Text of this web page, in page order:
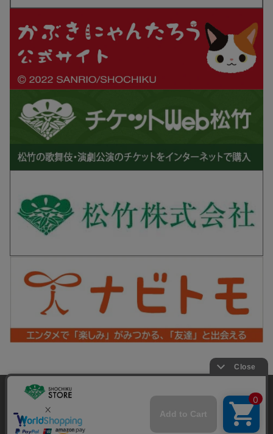
Copyright©SHOCHIKU Co.,Ltd. All Rights Reserved.
当サイトでは利用体験の向上およびコンテンツの最適な提供、ト
ラフィックの分析を目的としてCookieを使用しています。
サイトの閲覧を継続された場合、Cookieの利用に同意したことも
のといたします。